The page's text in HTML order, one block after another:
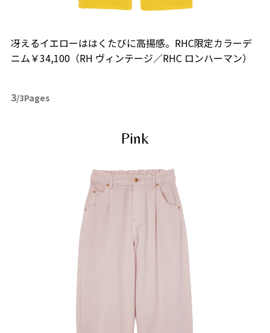
冴えるイエローははくたびに高揚感。RHC限定カラーデ
ニム￥34,100（RH ヴィンテージ／RHC ロンハーマン）
3/3Pages
Pink